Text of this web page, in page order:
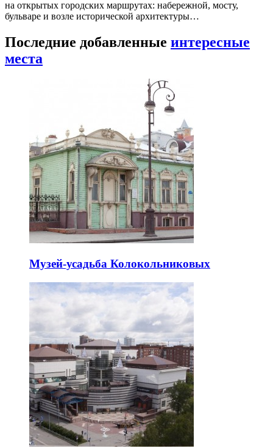
на открытых городских маршрутах: набережной, мосту,
бульваре и возле исторической архитектуры…
Последние добавленные интересные
места
Музей-усадьба Колокольниковых